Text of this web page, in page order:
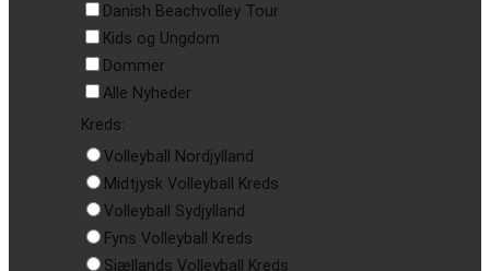
Danish Beachvolley Tour
Kids og Ungdom
Dommer
Alle Nyheder
Kreds:
Volleyball Nordjylland
Midtjysk Volleyball Kreds
Volleyball Sydjylland
Fyns Volleyball Kreds
Sjællands Volleyball Kreds